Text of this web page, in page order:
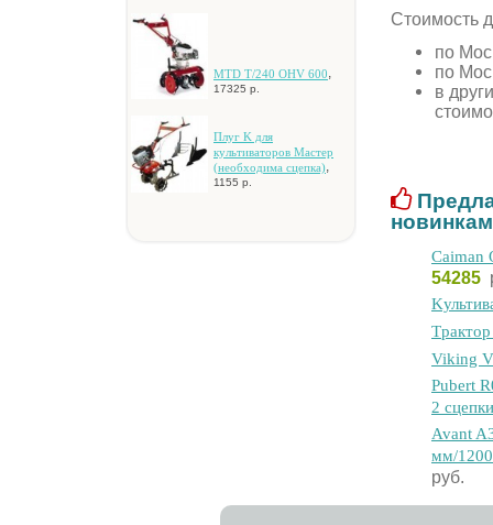
MTD T/240 OHV 600,
17325 р.
Плуг K для
культивaтopoв Macтep
(нeoбxoдимa cцeпкa),
1155 р.
Стоимость
по
по
в
Caiman
54285
Viking
Pubert
2
Avant
мм/
руб.